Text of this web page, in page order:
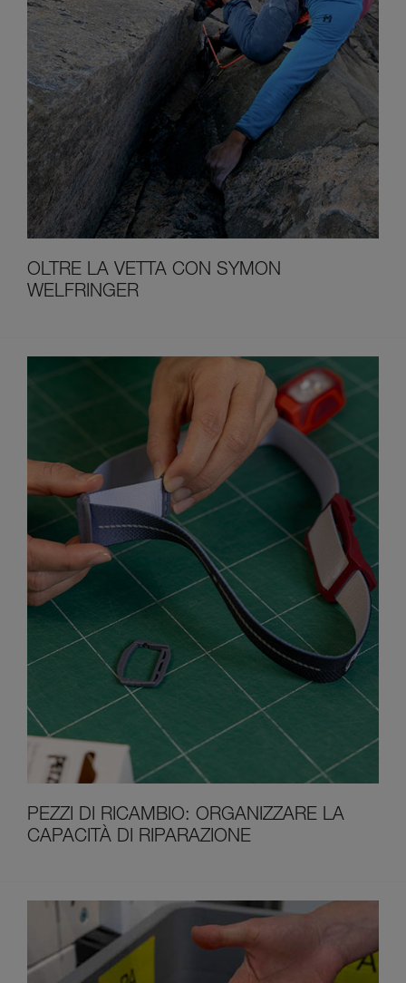
OLTRE LA VETTA CON SYMON
WELFRINGER
PEZZI DI RICAMBIO: ORGANIZZARE LA
CAPACITÀ DI RIPARAZIONE